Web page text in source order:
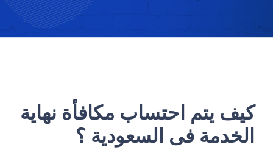
كيف يتم احتساب مكافأة نهاية
الخدمة فى السعودية ؟